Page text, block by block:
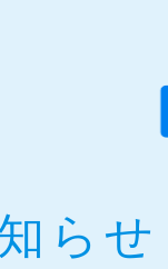
らせ